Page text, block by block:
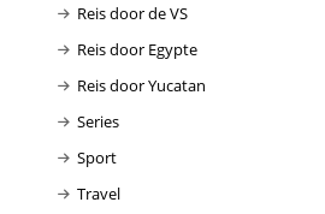
Reis door de VS
Reis door Egypte
Reis door Yucatan
Series
Sport
Travel